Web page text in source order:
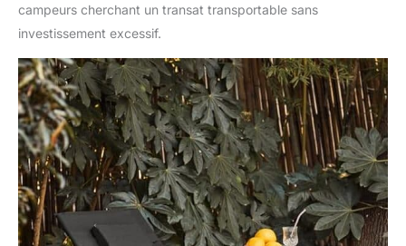
campeurs cherchant un transat transportable sans
investissement excessif.